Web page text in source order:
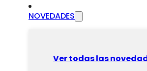
NOVEDADES
Ver todas las